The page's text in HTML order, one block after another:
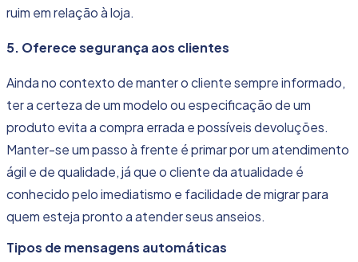
ruim em relação à loja.
5. Oferece segurança aos clientes
Ainda no contexto de manter o cliente sempre informado,
ter a certeza de um modelo ou especificação de um
produto evita a compra errada e possíveis devoluções.
Manter-se um passo à frente é primar por um atendimento
ágil e de qualidade, já que o cliente da atualidade é
conhecido pelo imediatismo e facilidade de migrar para
quem esteja pronto a atender seus anseios.
Tipos de mensagens automáticas